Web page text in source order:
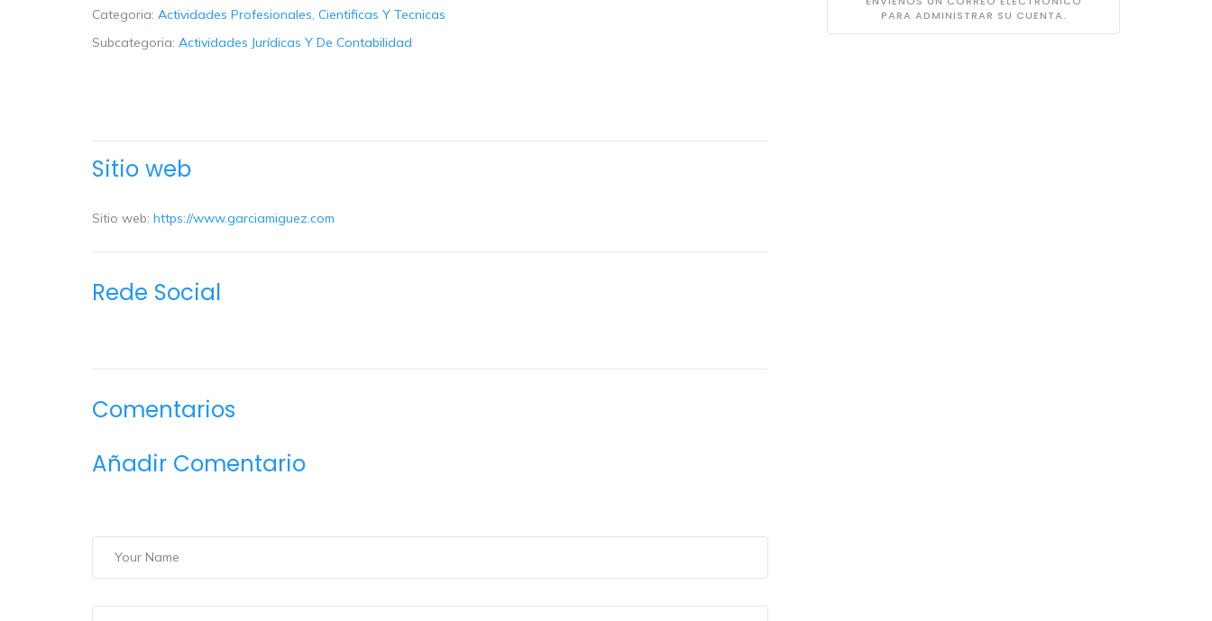
Categoria: Actividades Profesionales, Cientificas Y Tecnicas
Subcategoria: Actividades Jurídicas Y De Contabilidad
Sitio web
Sitio web: https://www.garciamiguez.com
Rede Social
Comentarios
Añadir Comentario
PARA ADMINISTRAR SU CUENTA.